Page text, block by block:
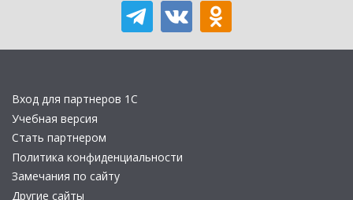
Вход для партнеров 1С
Учебная версия
Стать партнером
Политика конфиденциальности
Замечания по сайту
Другие сайты